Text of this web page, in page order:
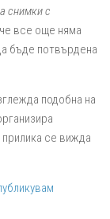
снимки с
все още няма
бъде потвърдена
подобна на
прилика се вижда